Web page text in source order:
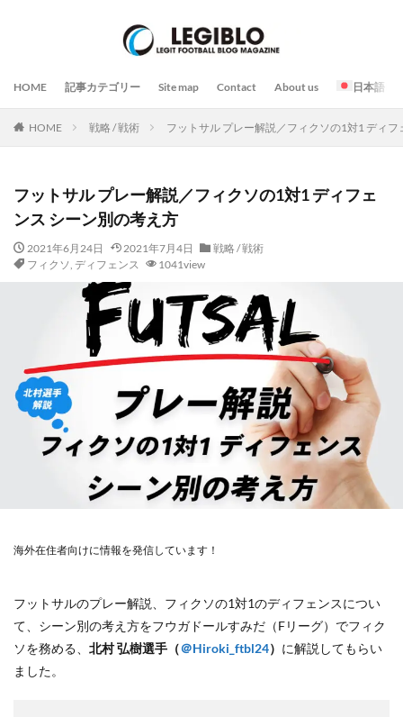
HOME 記事カテゴリー Site map Contact About us 日本語
HOME 戦略 / 戦術 フットサル プレー解説／フィクソの1対1 ディ
フットサル プレー解説／フィクソの1対1 ディフェ
ンス シーン別の考え方
2021年6月24日 2021年7月4日
戦略 / 戦術
フィクソ, ディフェンス 1041view
海外在住者向けに情報を発信しています！
フットサルのプレー解説、フィクソの1対1のディフェンスについ
て、シーン別の考え方をフウガドールすみだ（Fリーグ）でフィク
ソを務める、 北村 弘樹選手（＠Hiroki_ftbl24） に解説してもらい
ました。